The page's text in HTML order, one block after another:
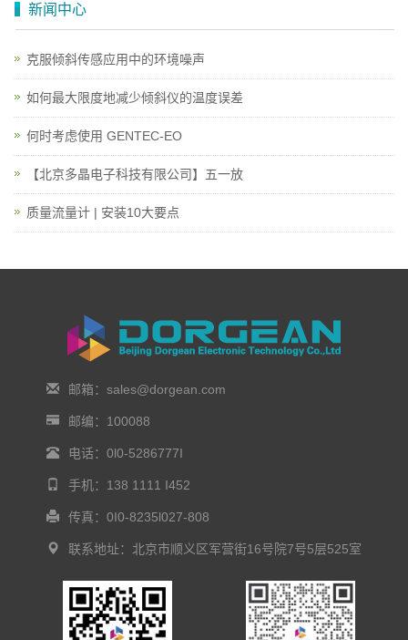
新闻中心
克服倾斜传感应用中的环境噪声
如何最大限度地减少倾斜仪的温度误差
何时考虑使用 GENTEC-EO
【北京多晶电子科技有限公司】五一放
质量流量计 | 安装10大要点
邮箱：sales@dorgean.com
邮编：100088
电话：0l0-5286777I
手机：138 1111 I452
传真：0I0-8235l027-808
联系地址：北京市顺义区军营街16号院7号5层525室